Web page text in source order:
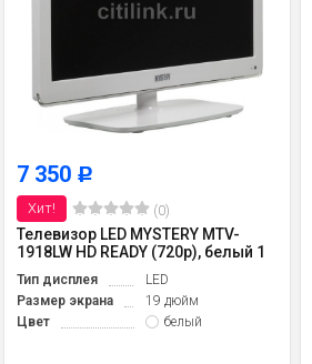
7 350 Р
Хит! (0)
Телевизор LED MYSTERY MTV-
1918LW HD READY (720p), белый 1
Тип дисплея
LED
Размер экрана
19 дюйм
Цвет
белый